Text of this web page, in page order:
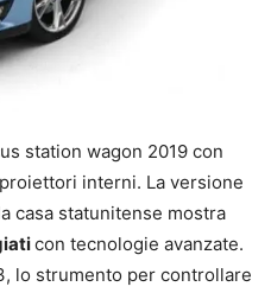
station wagon 2019 con
interni. La versione
casa statunitense mostra
con tecnologie avanzate.
lo strumento per controllare